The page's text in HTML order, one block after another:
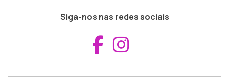
Siga-nos nas redes sociais
Aceder ao